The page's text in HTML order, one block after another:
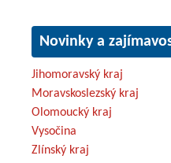
Novinky a
Jihomoravský kraj
Moravskoslezský kraj
Olomoucký kraj
Vysočina
Zlínský kraj